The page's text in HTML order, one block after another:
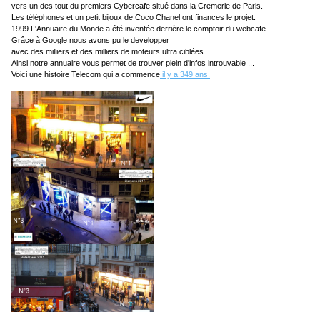
vers un des tout du premiers Cybercafe situé dans la Cremerie de Paris.
Les téléphones et un petit bijoux de Coco Chanel ont finances le projet.
1999 L'Annuaire du Monde a été inventée derrière le comptoir du webcafe.
Grâce à Google nous avons pu le developper
avec des milliers et des milliers de moteurs ultra ciblées.
Ainsi notre annuaire vous permet de trouver plein d'infos introuvable ...
Voici une histoire Telecom qui a commence il y a 349 ans.